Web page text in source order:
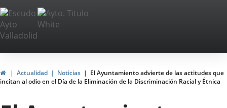
Saltar al contenido
Portal
Web
del
Ayuntamiento
de
InicioActualidad Noticias
El Ayuntamiento advierte de las actitudes que
incitan al odio en el Día de la Eliminación de la Discriminación Racial y Étnica